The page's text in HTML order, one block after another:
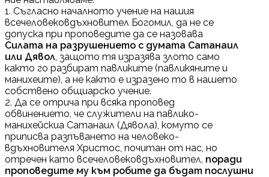
1. Съгласно началното учение на нашия
всечеловековдъхновител Богомил, да не се
допуска при проповедите да се назовава
Силата на разрушението с думата Сатанаил
или Дявол, защото тя изразява злото само
както го разбират павликите (павликяните и
манихеите), а не както е изразено то в нашето
собствено общиарско учение.
2. Да се отрича при всяка проповед
обвинението, че служители на павлико-
манихейскиа Сатанаил (Дявола), комуто се
приписва разпъването на человеко-
вдъхновителя Христос, почитан от нас, но
отречен като всечеловековдъхновител, поради
проповедите му към робите да бъдат послушни